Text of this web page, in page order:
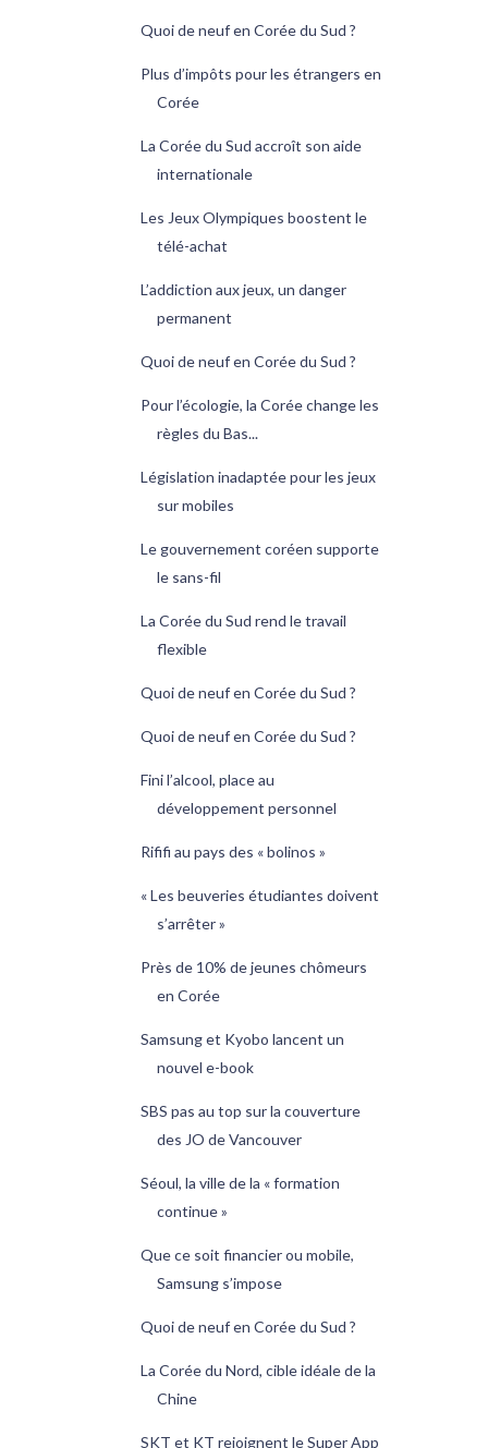
Quoi de neuf en Corée du Sud ?
Plus d’impôts pour les étrangers en
Corée
La Corée du Sud accroît son aide
internationale
Les Jeux Olympiques boostent le
télé-achat
L’addiction aux jeux, un danger
permanent
Quoi de neuf en Corée du Sud ?
Pour l’écologie, la Corée change les
règles du Bas...
Législation inadaptée pour les jeux
sur mobiles
Le gouvernement coréen supporte
le sans-fil
La Corée du Sud rend le travail
flexible
Quoi de neuf en Corée du Sud ?
Quoi de neuf en Corée du Sud ?
Fini l’alcool, place au
développement personnel
Rififi au pays des « bolinos »
« Les beuveries étudiantes doivent
s’arrêter »
Près de 10% de jeunes chômeurs
en Corée
Samsung et Kyobo lancent un
nouvel e-book
SBS pas au top sur la couverture
des JO de Vancouver
Séoul, la ville de la « formation
continue »
Que ce soit financier ou mobile,
Samsung s’impose
Quoi de neuf en Corée du Sud ?
La Corée du Nord, cible idéale de la
Chine
SKT et KT rejoignent le Super App